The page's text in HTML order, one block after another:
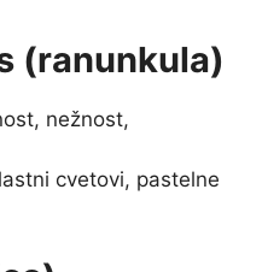
(ranunkula)
nežnost,
cvetovi, pastelne